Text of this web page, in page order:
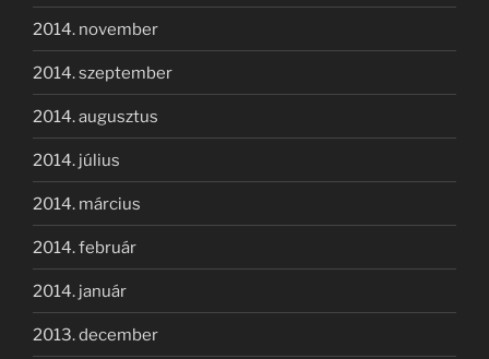
2014. november
2014. szeptember
2014. augusztus
2014. július
2014. március
2014. február
2014. január
2013. december